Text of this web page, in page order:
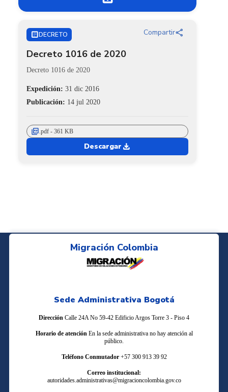
ARTICLEDECRETO Compartirshare
Decreto 1016 de 2020
Decreto 1016 de 2020
Expedición: 31 dic 2016
Publicación: 14 jul 2020
picture_as_pdf.pdf - 361 KB
Descargar download
Migración Colombia
Sede Administrativa Bogotá
Dirección Calle 24A No 59-42 Edificio Argos Torre 3 - Piso 4
Horario de atención En la sede administrativa no hay atención al
público.
Teléfono Conmutador +57 300 913 39 92
Correo institucional:
autoridades.administrativas@migracioncolombia.gov.co